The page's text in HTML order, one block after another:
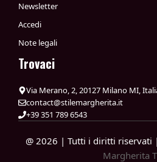
Newsletter
Accedi
Note legali
Trovaci
Via Merano, 2, 20127 Milano MI,
contact@stilemargherita.it
+39 351 789 6543
@ 2026 | Tutti i diritti riservati |
Margherita